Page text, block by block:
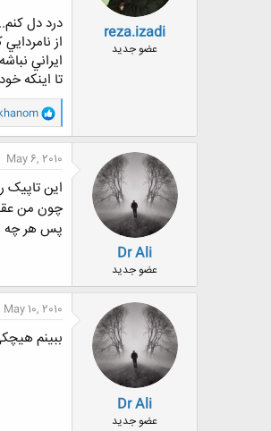
reza.izadi
عضو جدید
درد دل
از
ايراني
تا اينكه
و
ا
ک
ش
ه
ا
:
Dr Ali
عضو جدید
May 6, 2010
این تاپیک
چون من
پس هر چه
Dr Ali
عضو جدید
May 10, 2010
ببینم